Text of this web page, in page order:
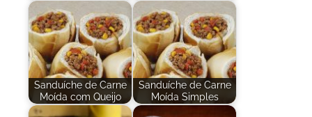
Sanduíche de Carne
Moída com Queijo
Sanduíche de Carne
Moída Simples